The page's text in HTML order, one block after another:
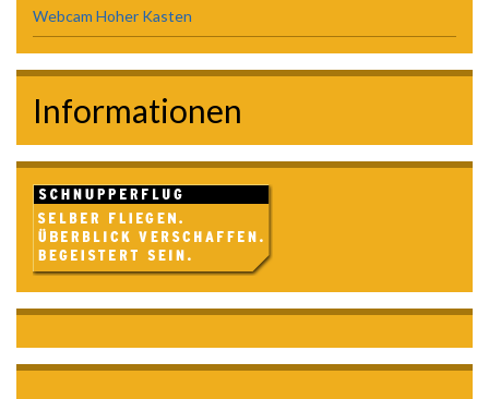
Webcam Hoher Kasten
Informationen